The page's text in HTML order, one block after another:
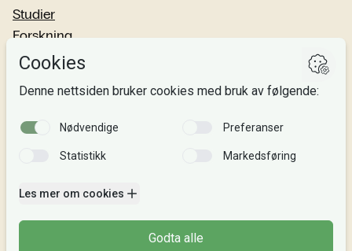
Studier
Forskning
Om oss
Si fra!
Følg oss